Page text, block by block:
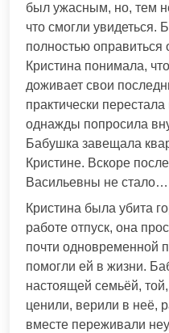
был ужасным, но, тем
что смогли увидеться.
полностью
Кристина понимала,
доживает свои
практически
однажды попросила
Бабушка завещала
Кристине. Вскоре
Васильевны не стало…
Кристина была убита
работе отпуск, она
почти одновременной
помогли ей в жизни.
настоящей семьёй,
ценили, верили в неё,
вместе переживали